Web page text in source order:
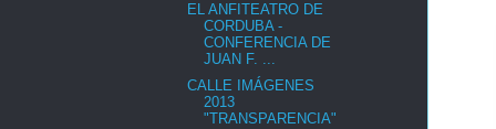
EL ANFITEATRO DE
CORDUBA -
CONFERENCIA DE
JUAN F. ...
CALLE IMÁGENES
2013
"TRANSPARENCIA"